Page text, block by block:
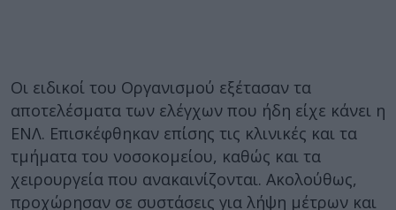
Οι ειδικοί του Οργανισμού εξέτασαν τα
αποτελέσματα των ελέγχων που ήδη είχε κάνει η
ΕΝΛ. Επισκέφθηκαν επίσης τις κλινικές και τα
τμήματα του νοσοκομείου, καθώς και τα
χειρουργεία που ανακαινίζονται. Ακολούθως,
προχώρησαν σε συστάσεις για λήψη μέτρων και